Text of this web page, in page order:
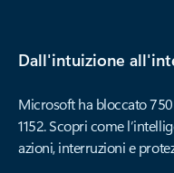
Dall'intuizione
Microsoft ha bloccato
1152. Scopri come
azioni, interruzioni e